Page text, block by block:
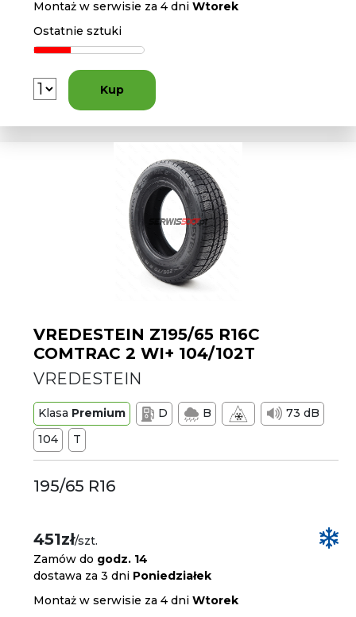
Montaż w serwisie za 4 dniWtorek
Ostatnie sztuki
Kup
VREDESTEIN Z195/65 R16C
COMTRAC 2 WI+ 104/102T
VREDESTEIN
Klasa Premium D B
73 dB
104
T
195/65 R16
451zł/szt.
Zamów do godz. 14
dostawa za 3 dni Poniedziałek
Montaż w serwisie za 4 dniWtorek